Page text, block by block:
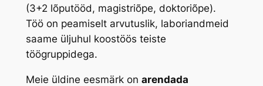
(3+2 lõputööd, magistriõpe, doktoriõpe).
Töö on peamiselt arvutuslik, laboriandmeid
saame üljuhul koostöös teiste
töögruppidega.
Meie üldine eesmärk on arendada